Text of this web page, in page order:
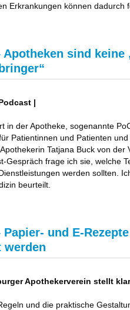
Erkrankungen können dadurch
Apotheken sind keine
|
in der Apotheke, sogenannte
Patientinnen und Patienten
Tatjana Buck von der
Gespräch frage ich sie, welche
werden sollten.
beurteilt.
Papier- und E-
werden
Apothekerverein stellt
und die praktische